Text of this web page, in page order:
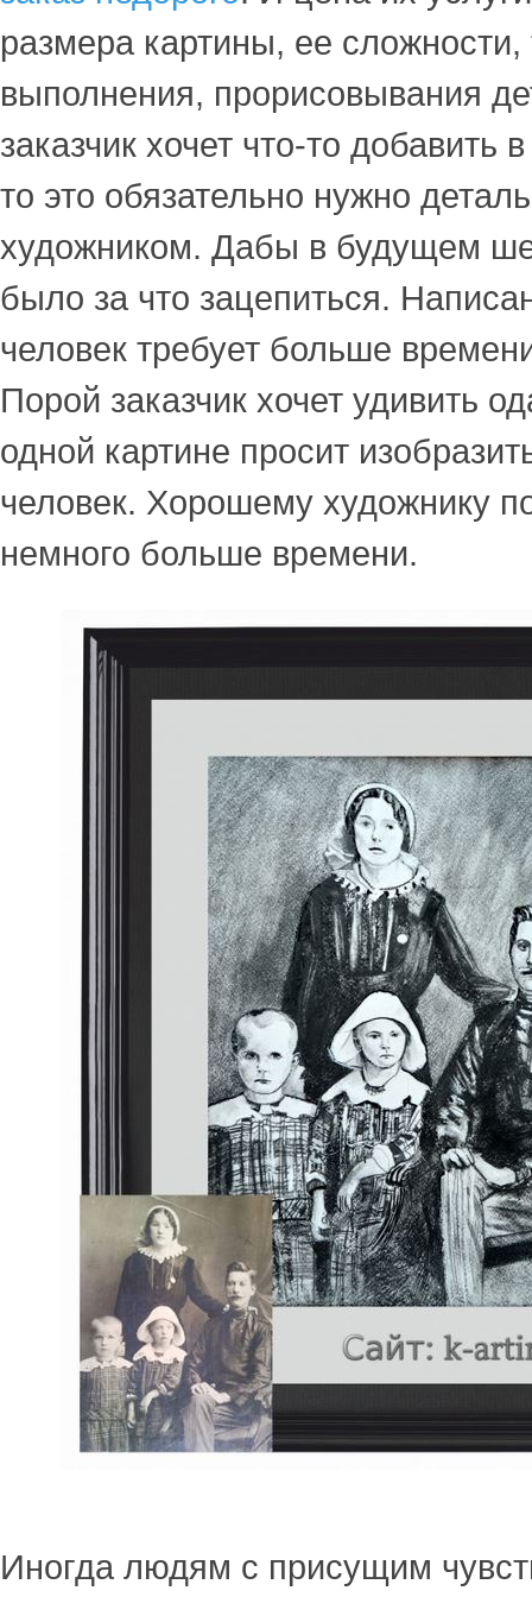
размера картины, ее сложности,
выполнения, прорисовывания
заказчик хочет что-то добавить
то это обязательно нужно
художником. Дабы в будущем
было за что зацепиться.
человек требует больше
Порой заказчик хочет удивить
одной картине просит
человек. Хорошему художнику
немного больше времени.
Иногда людям с присущим